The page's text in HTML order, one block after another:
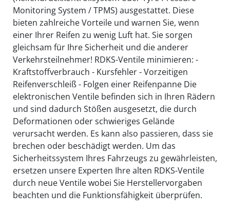
Monitoring System / TPMS) ausgestattet. Diese
bieten zahlreiche Vorteile und warnen Sie, wenn
einer Ihrer Reifen zu wenig Luft hat. Sie sorgen
gleichsam für Ihre Sicherheit und die anderer
Verkehrsteilnehmer! RDKS-Ventile minimieren: -
Kraftstoffverbrauch - Kursfehler - Vorzeitigen
Reifenverschleiß - Folgen einer Reifenpanne Die
elektronischen Ventile befinden sich in Ihren Rädern
und sind dadurch Stößen ausgesetzt, die durch
Deformationen oder schwieriges Gelände
verursacht werden. Es kann also passieren, dass sie
brechen oder beschädigt werden. Um das
Sicherheitssystem Ihres Fahrzeugs zu gewährleisten,
ersetzen unsere Experten Ihre alten RDKS-Ventile
durch neue Ventile wobei Sie Herstellervorgaben
beachten und die Funktionsfähigkeit überprüfen.